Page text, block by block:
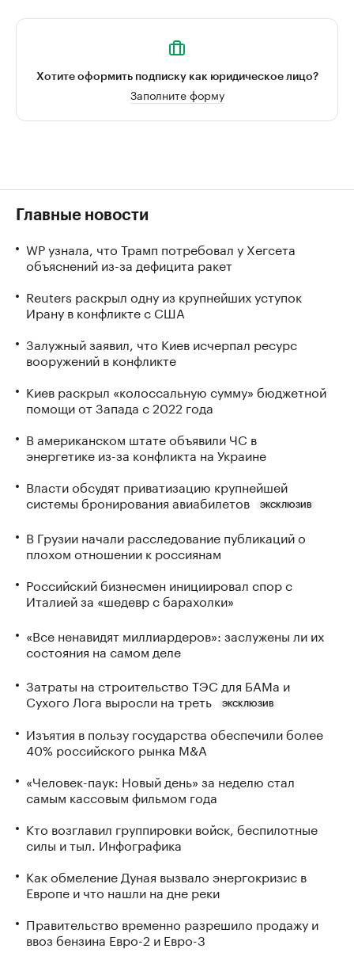
Хотите оформить подписку как юридическое лицо?
Заполните форму
Главные новости
WP узнала, что Трамп потребовал у Хегсета
объяснений из-за дефицита ракет
Reuters раскрыл одну из крупнейших уступок
Ирану в конфликте с США
Залужный заявил, что Киев исчерпал ресурс
вооружений в конфликте
Киев раскрыл «колоссальную сумму» бюджетной
помощи от Запада с 2022 года
В американском штате объявили ЧС в
энергетике из-за конфликта на Украине
Власти обсудят приватизацию крупнейшей
системы бронирования авиабилетов
ЭКСКЛЮЗИВ
В Грузии начали расследование публикаций о
плохом отношении к россиянам
Российский бизнесмен инициировал спор с
Италией за «шедевр с барахолки»
«Все ненавидят миллиардеров»: заслужены ли их
состояния на самом деле
Затраты на строительство ТЭС для БАМа и
Сухого Лога выросли на треть
ЭКСКЛЮЗИВ
Изъятия в пользу государства обеспечили более
40% российского рынка M&A
«Человек-паук: Новый день» за неделю стал
самым кассовым фильмом года
Кто возглавил группировки войск, беспилотные
силы и тыл. Инфографика
Как обмеление Дуная вызвало энергокризис в
Европе и что нашли на дне реки
Правительство временно разрешило продажу и
ввоз бензина Евро-2 и Евро-3